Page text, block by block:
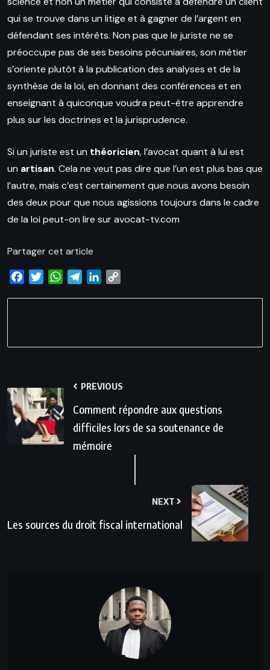
qui se trouve dans un litige et à gagner de l’argent en
défendant ses intérêts. Non pas que le juriste ne se
préoccupe pas de ses besoins pécuniaires, son métier
s’oriente plutôt à la publication des analyses et de la
synthèse de la loi, en donnant des conférences et en
enseignant à quiconque voudra peut-être apprendre
plus sur les doctrines et la jurisprudence.
Si un juriste est un théoricien, l’avocat quant à lui est
un artisan. Cela ne veut pas dire que l’un est plus bas que
l’autre, mais c’est certainement que nous avons besoin
des deux pour que nous agissions toujours dans le cadre
de la loi peut-on lire sur avocat-tv.com
Partager cet article
FacebookTwitterWhatsApp
TelegramLinkedIn
PREVIOUS
Comment répondre aux questions
difficiles lors de sa soutenance de
mémoire
NEXT
Les sources du droit fiscal international